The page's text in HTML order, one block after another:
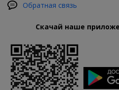
Обратная связь
Скачай наше